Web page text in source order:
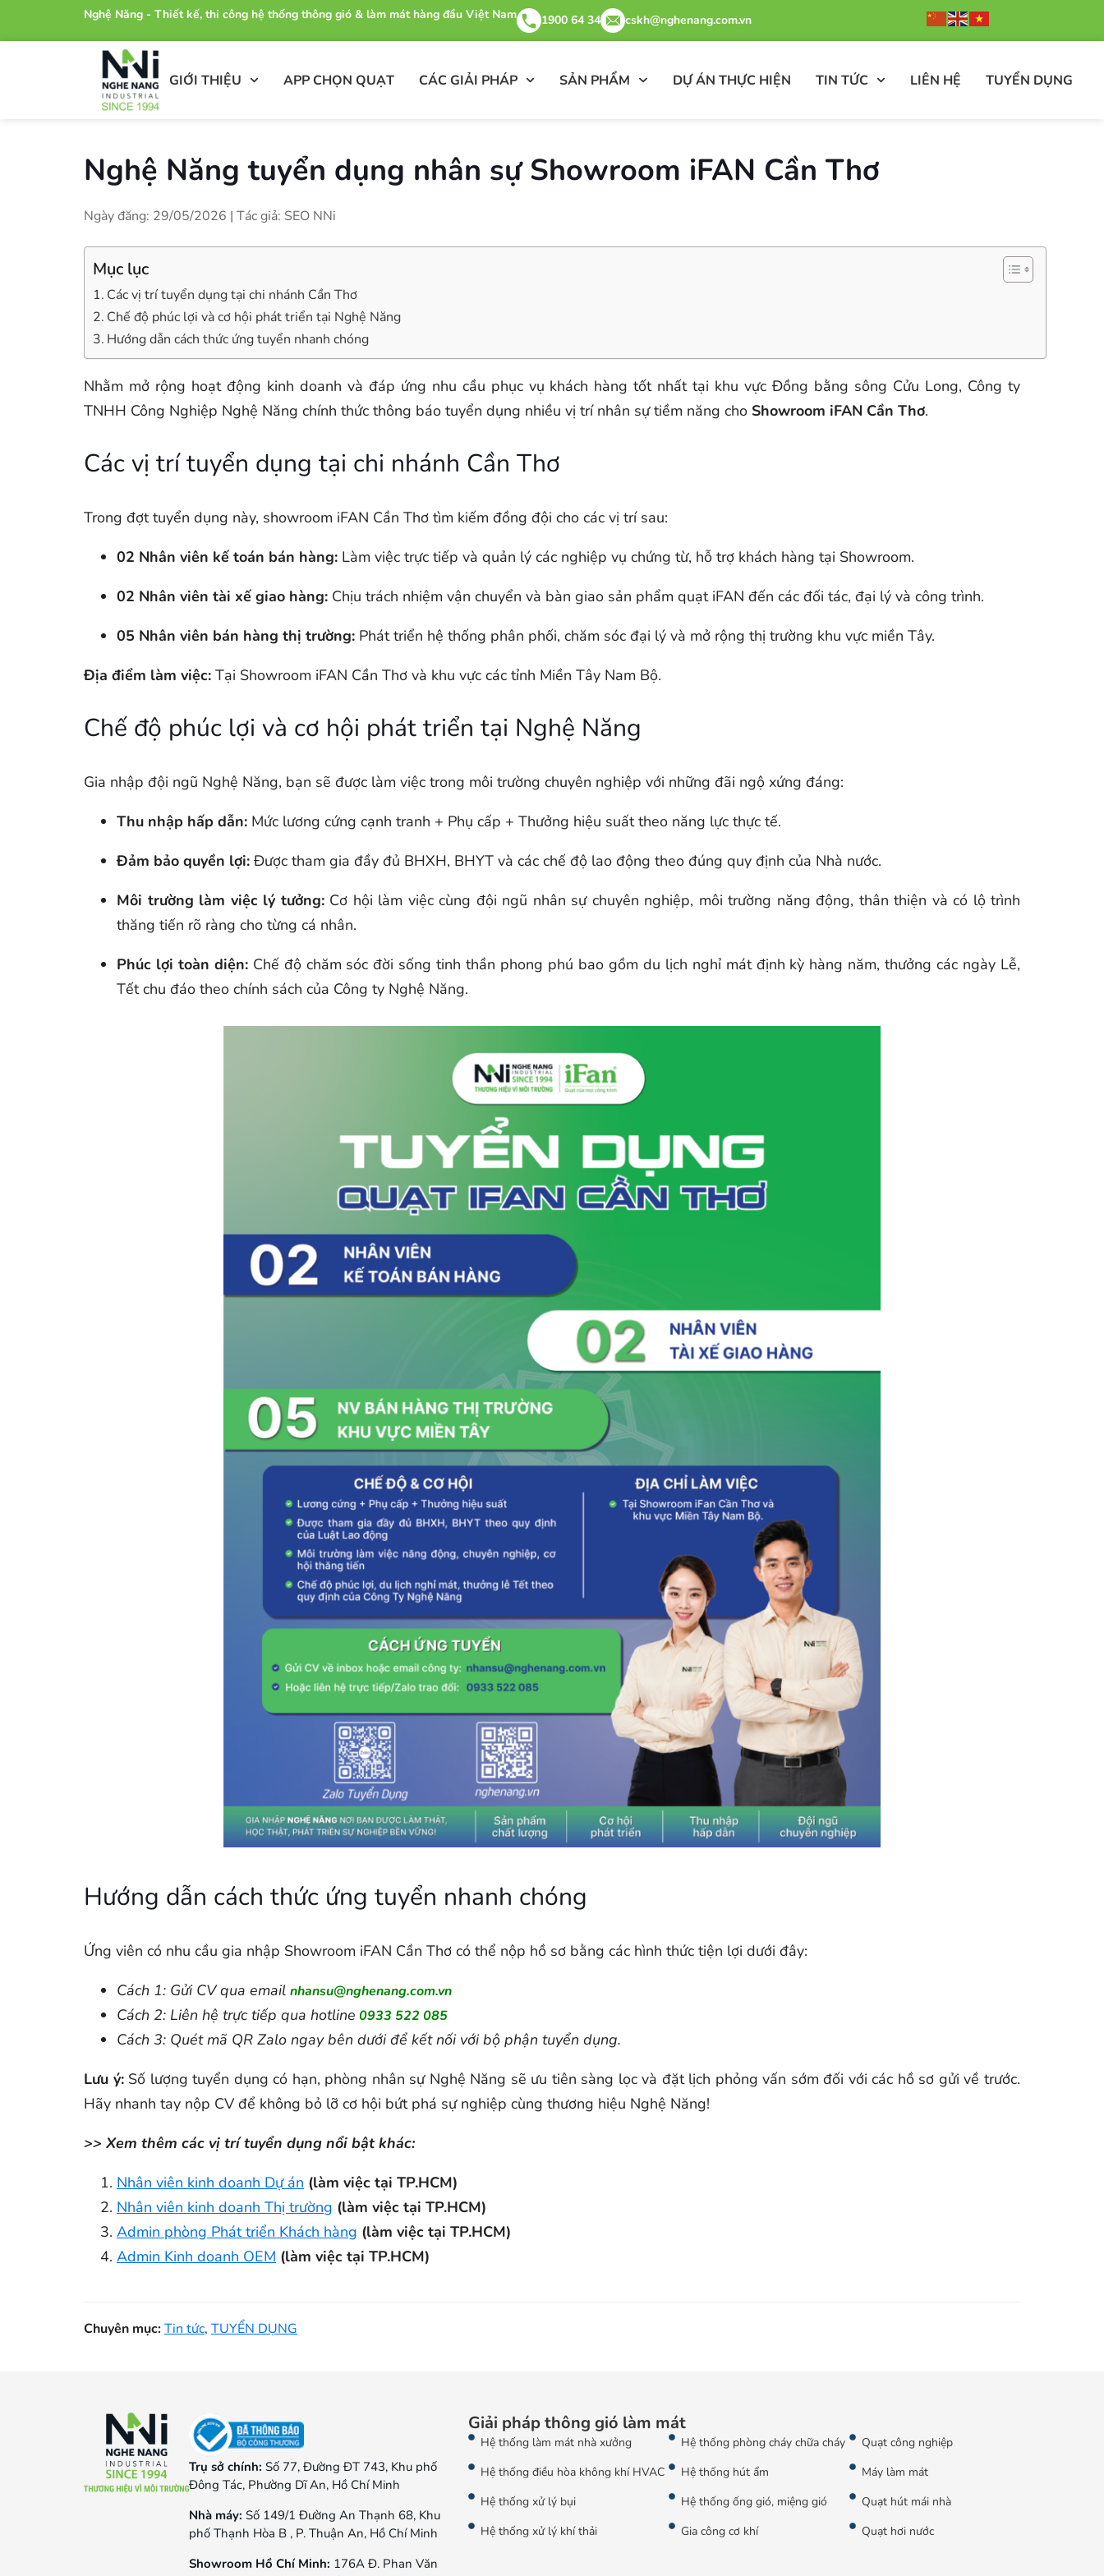
Nghệ Năng - Thiết kế, thi công hệ thống thông gió & làm mát hàng đầu Việt Nam 1900 64 34 cskh@nghenang.com.vn
GIỚI THIỆU APP CHỌN QUẠT CÁC GIẢI PHÁP SẢN PHẨM DỰ ÁN THỰC HIỆN TIN TỨC LIÊN HỆ TUYỂN DỤNG
Nghệ Năng tuyển dụng nhân sự Showroom iFAN Cần Thơ
Ngày đăng: 29/05/2026 | Tác giả: SEO NNi
Mục lục
Các vị trí tuyển dụng tại chi nhánh Cần Thơ
Chế độ phúc lợi và cơ hội phát triển tại Nghệ Năng
Hướng dẫn cách thức ứng tuyển nhanh chóng
Nhằm mở rộng hoạt động kinh doanh và đáp ứng nhu cầu phục vụ khách hàng tốt nhất tại khu vực Đồng bằng sông Cửu Long, Công ty
TNHH Công Nghiệp Nghệ Năng chính thức thông báo tuyển dụng nhiều vị trí nhân sự tiềm năng cho Showroom iFAN Cần Thơ.
Các vị trí tuyển dụng tại chi nhánh Cần Thơ
Trong đợt tuyển dụng này, showroom iFAN Cần Thơ tìm kiếm đồng đội cho các vị trí sau:
02 Nhân viên kế toán bán hàng: Làm việc trực tiếp và quản lý các nghiệp vụ chứng từ, hỗ trợ khách hàng tại Showroom.
02 Nhân viên tài xế giao hàng: Chịu trách nhiệm vận chuyển và bàn giao sản phẩm quạt iFAN đến các đối tác, đại lý và công trình.
05 Nhân viên bán hàng thị trường: Phát triển hệ thống phân phối, chăm sóc đại lý và mở rộng thị trường khu vực miền Tây.
Địa điểm làm việc: Tại Showroom iFAN Cần Thơ và khu vực các tỉnh Miền Tây Nam Bộ.
Chế độ phúc lợi và cơ hội phát triển tại Nghệ Năng
Gia nhập đội ngũ Nghệ Năng, bạn sẽ được làm việc trong môi trường chuyên nghiệp với những đãi ngộ xứng đáng:
Thu nhập hấp dẫn: Mức lương cứng cạnh tranh + Phụ cấp + Thưởng hiệu suất theo năng lực thực tế.
Đảm bảo quyền lợi: Được tham gia đầy đủ BHXH, BHYT và các chế độ lao động theo đúng quy định của Nhà nước.
Môi trường làm việc lý tưởng:Cơ hội làm việc cùng đội ngũ nhân sự chuyên nghiệp, môi trường năng động, thân thiện và có lộ trình
thăng tiến rõ ràng cho từng cá nhân.
Phúc lợi toàn diện:Chế độ chăm sóc đời sống tinh thần phong phú bao gồm du lịch nghỉ mát định kỳ hàng năm, thưởng các ngày Lễ,
Tết chu đáo theo chính sách của Công ty Nghệ Năng.
Hướng dẫn cách thức ứng tuyển nhanh chóng
Ứng viên có nhu cầu gia nhập Showroom iFAN Cần Thơ có thể nộp hồ sơ bằng các hình thức tiện lợi dưới đây:
Cách 1: Gửi CV qua email nhansu@nghenang.com.vn
Cách 2: Liên hệ trực tiếp qua hotline 0933 522 085
Cách 3: Quét mã QR Zalo ngay bên dưới để kết nối với bộ phận tuyển dụng.
Lưu ý:Số lượng tuyển dụng có hạn, phòng nhân sự Nghệ Năng sẽ ưu tiên sàng lọc và đặt lịch phỏng vấn sớm đối với các hồ sơ gửi về trước.
Hãy nhanh tay nộp CV để không bỏ lỡ cơ hội bứt phá sự nghiệp cùng thương hiệu Nghệ Năng!
>> Xem thêm các vị trí tuyển dụng nổi bật khác:
Nhân viên kinh doanh Dự án (làm việc tại TP.HCM)
Nhân viên kinh doanh Thị trường (làm việc tại TP.HCM)
Admin phòng Phát triển Khách hàng (làm việc tại TP.HCM)
Admin Kinh doanh OEM (làm việc tại TP.HCM)
Chuyên mục:Tin tức, TUYỂN DỤNG
Trụ sở chính: Số 77, Đường ĐT 743, Khu phố
Đông Tác, Phường Dĩ An, Hồ Chí Minh
Nhà máy: Số 149/1 Đường An Thạnh 68, Khu
phố Thạnh Hòa B , P. Thuận An, Hồ Chí Minh
Showroom Hồ Chí Minh: 176A Đ. Phan Văn
Giải pháp thông gió làm mát
Hệ thống làm mát nhà xưởng
Hệ thống điều hòa không khí HVAC
Hệ thống xử lý bụi
Hệ thống xử lý khí thải
Hệ thống phòng cháy chữa cháy
Hệ thống hút ẩm
Hệ thống ống gió, miệng gió
Gia công cơ khí
Quạt công nghiệp
Máy làm mát
Quạt hút mái nhà
Quạt hơi nước